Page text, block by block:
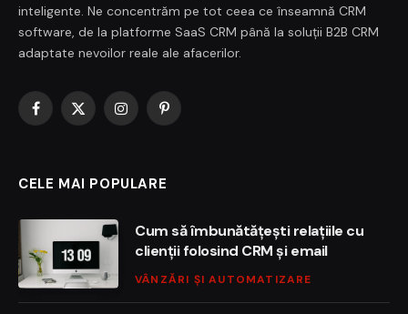
inteligente. Ne concentrăm pe tot ceea ce înseamnă CRM
software, de la platforme SaaS CRM până la soluții B2B CRM
adaptate nevoilor reale ale afacerilor.
Facebook
X
InstagramPinterest
CELE MAI POPULARE
Cum să îmbunătățești relațiile cu
clienții folosind CRM și email
VÂNZĂRI ȘI AUTOMATIZARE